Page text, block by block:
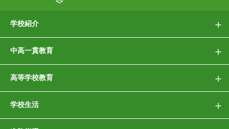
学校紹介
中高一貫教育
高等学校教育
学校生活